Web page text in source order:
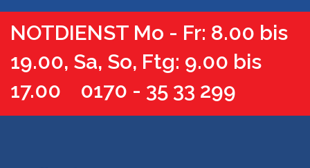
NOTDIENST Mo - Fr: 8.00 bis
19.00, Sa, So, Ftg: 9.00 bis
17.00 0170 - 35 33 299